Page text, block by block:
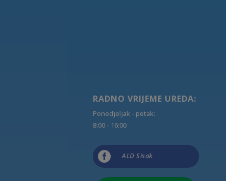
RADNO VRIJEME UREDA:
Ponedjeljak - petak:
8:00 - 16:00
 ALD Sisak